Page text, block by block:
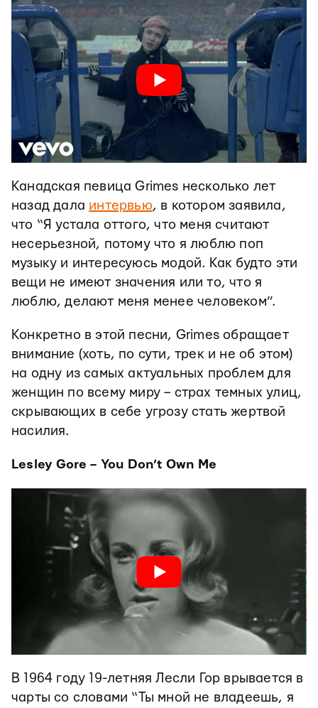
Канадская певица Grimes несколько лет
назад дала интервью, в котором заявила,
что “Я устала оттого, что меня считают
несерьезной, потому что я люблю поп
музыку и интересуюсь модой. Как будто эти
вещи не имеют значения или то, что я
люблю, делают меня менее человеком”.
Конкретно в этой песни, Grimes обращает
внимание (хоть, по сути, трек и не об этом)
на одну из самых актуальных проблем для
женщин по всему миру – страх темных улиц,
скрывающих в себе угрозу стать жертвой
насилия.
Lesley Gore – You Don’t Own Me
В 1964 году 19-летняя Лесли Гор врывается в
чарты со словами “Ты мной не владеешь, я